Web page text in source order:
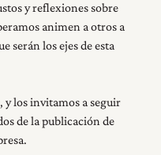
y reflexiones sobre
animen a otros a
serán los ejes de esta
y los invitamos a seguir
de la publicación de